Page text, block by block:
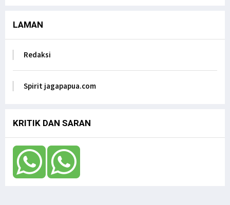
ASN, Ungkap DR. Filep Wamafma pada Mendagri
di DPD RI
LAMAN
Redaksi
Spirit jagapapua.com
KRITIK DAN SARAN